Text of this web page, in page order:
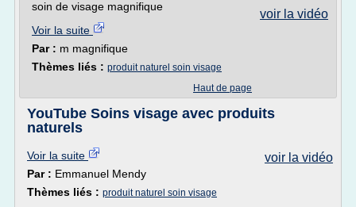
voir la vidéo
soin de visage magnifique
Voir la suite
Par : m magnifique
Thèmes liés : produit naturel soin visage
Haut de page
YouTube Soins visage avec produits
naturels
voir la vidéo
Voir la suite
Par : Emmanuel Mendy
Thèmes liés : produit naturel soin visage